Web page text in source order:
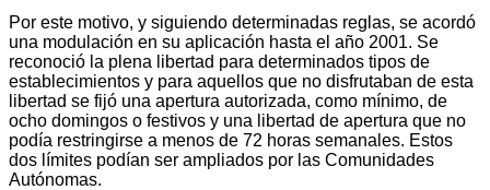
Por este motivo, y siguiendo determinadas reglas, se acordó
una modulación en su aplicación hasta el año 2001. Se
reconoció la plena libertad para determinados tipos de
establecimientos y para aquellos que no disfrutaban de esta
libertad se fijó una apertura autorizada, como mínimo, de
ocho domingos o festivos y una libertad de apertura que no
podía restringirse a menos de 72 horas semanales. Estos
dos límites podían ser ampliados por las Comunidades
Autónomas.